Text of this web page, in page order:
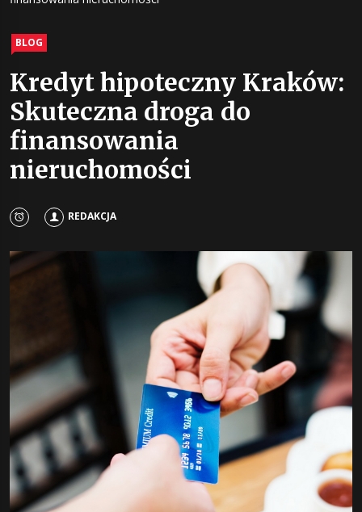
BLOG
Kredyt hipoteczny Kraków:
Skuteczna droga do
finansowania
nieruchomości
REDAKCJA